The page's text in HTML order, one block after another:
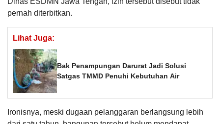
pernah diterbitkan.
Lihat Juga:
Bak Penampungan Darurat Jadi Solusi
Satgas TMMD Penuhi Kebutuhan Air
Ironisnya, meski dugaan pelanggaran berlangsung lebih